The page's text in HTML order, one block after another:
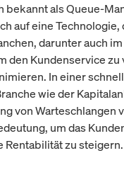
bekannt als Queue-
auf eine Technologie,
darunter auch
den Kundenservice
In einer
wie der
von Warteschlangen
um das
Rentabilität zu steigern.